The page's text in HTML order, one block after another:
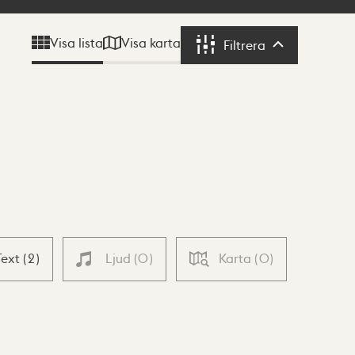
Visa lista Visa karta Filtrera Filtrera
(2) Ljud (0) Karta (0)